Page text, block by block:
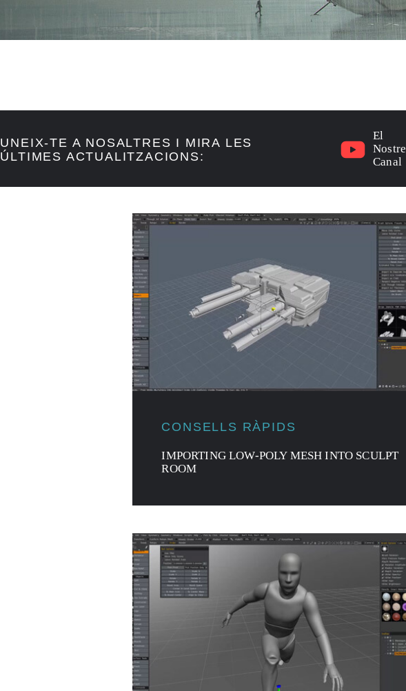
UNEIX-TE A NOSALTRES I MIRA LES
ÚLTIMES ACTUALITZACIONS:
El
Nostre
Canal
CONSELLS RÀPIDS
IMPORTING LOW-POLY MESH INTO SCULPT
ROOM